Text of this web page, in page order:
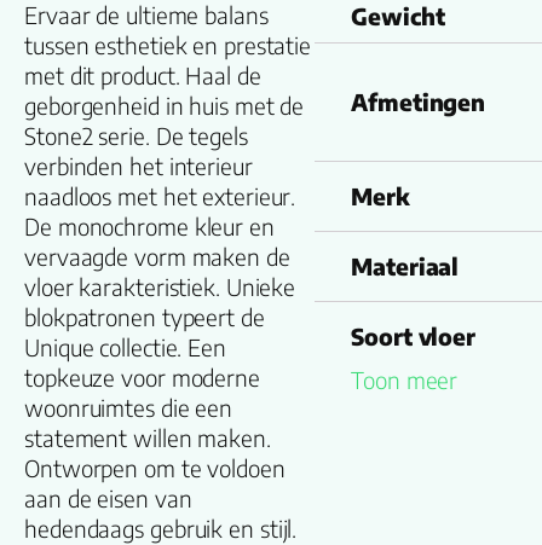
Ervaar de ultieme balans
tussen esthetiek en prestatie
met dit product. Haal de
geborgenheid in huis met de
Stone2 serie. De tegels
verbinden het interieur
naadloos met het exterieur.
De monochrome kleur en
vervaagde vorm maken de
vloer karakteristiek. Unieke
blokpatronen typeert de
Unique collectie. Een
topkeuze voor moderne
woonruimtes die een
statement willen maken.
Ontworpen om te voldoen
aan de eisen van
hedendaags gebruik en stijl.
Gewicht
Afmetingen
Merk
Materiaal
Soort vloer
Toon meer